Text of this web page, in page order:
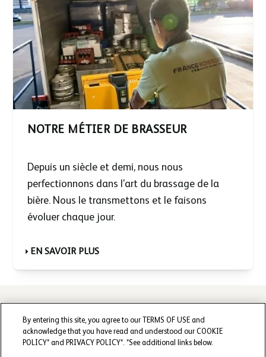
NOTRE MÉTIER DE BRASSEUR
Depuis un siècle et demi, nous nous
perfectionnons dans l’art du brassage de la
bière. Nous le transmettons et le faisons
évoluer chaque jour.
EN SAVOIR PLUS
SUIVEZ-NOUS :
By entering this site, you agree to our TERMS OF USE and
acknowledge that you have read and understood our COOKIE
POLICY* and PRIVACY POLICY*. *See additional links below.